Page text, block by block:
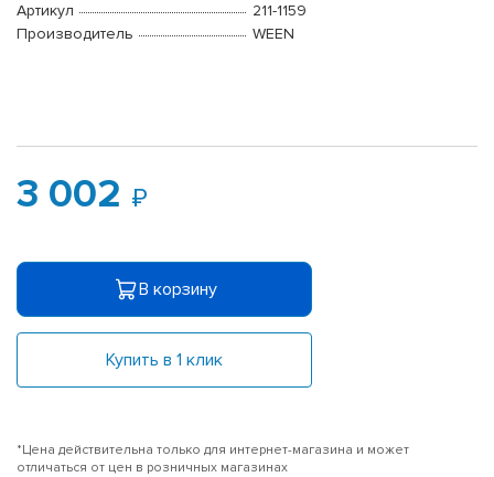
Артикул
211-1159
Производитель
WEEN
3 002
В корзину
Купить в 1 клик
*Цена действительна только для интернет-магазина и может
отличаться от цен в розничных магазинах